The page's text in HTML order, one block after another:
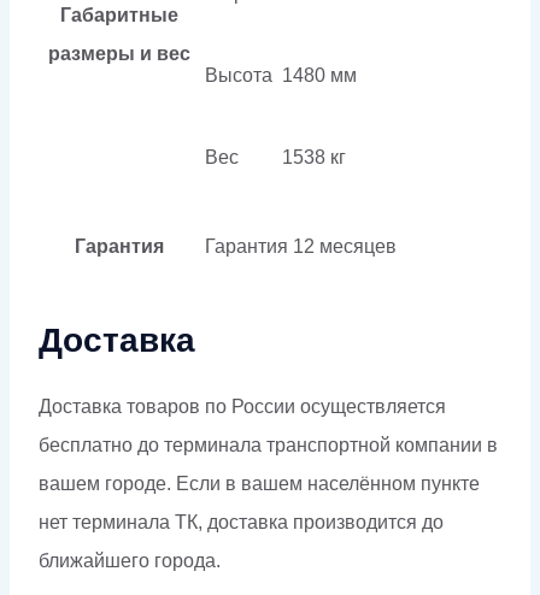
Габаритные
размеры и вес
Высота 1480 мм
Вес 1538 кг
Гарантия Гарантия 12 месяцев
Доставка
Доставка товаров по России осуществляется
бесплатно до терминала транспортной компании в
вашем городе. Если в вашем населённом пункте
нет терминала ТК, доставка производится до
ближайшего города.